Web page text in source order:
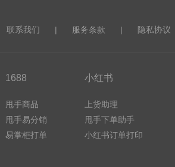
联系我们 | 服务条款 | 隐私协议
1688
甩手商品
甩手易分销
易掌柜打单
小红书
上货助理
甩手下单助手
小红书订单打印